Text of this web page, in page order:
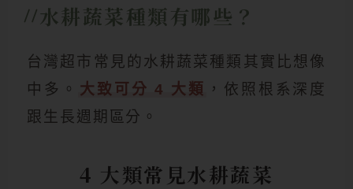
水耕蔬菜種類有哪些？
台灣超市常見的水耕蔬菜種類其實比想像
中多。 大致可分 4 大類
，依照根系深度
跟生長週期區分。
4 大類常見水耕蔬菜